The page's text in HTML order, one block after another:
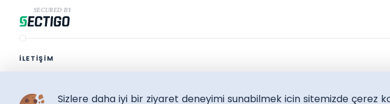
İLETİŞİM
Sizlere daha iyi bir ziyaret deneyimi sunabilmek icin sitemizde çerez